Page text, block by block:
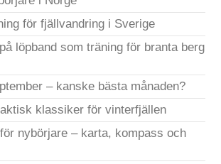
för fjällvandring i Sverige
löpband som träning för branta berg
– kanske bästa månaden?
klassiker för vinterfjällen
nybörjare – karta, kompass och